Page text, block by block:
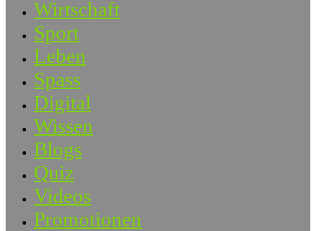
Wirtschaft
Sport
Leben
Spass
Digital
Wissen
Blogs
Quiz
Videos
Promotionen